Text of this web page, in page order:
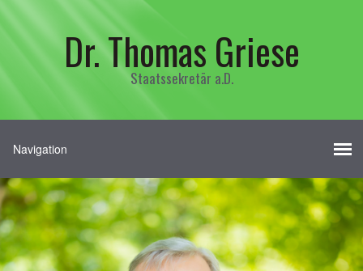
Dr. Thomas Griese
Staatssekretär a.D.